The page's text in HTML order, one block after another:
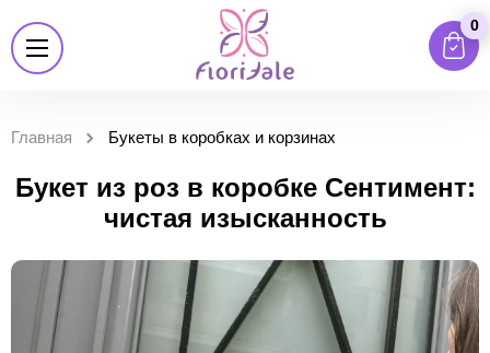
0
Главная Букеты в коробках и корзинах
Букет из роз в коробке Сентимент:
чистая изысканность